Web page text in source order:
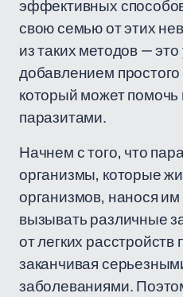
эффективных
свою семью от этих
из таких методов —
добавлением
который может помочь
паразитами.
Начнем с того, что
организмы, которые
организмов, нанося
вызывать различные
от легких
заканчивая
заболеваниями.